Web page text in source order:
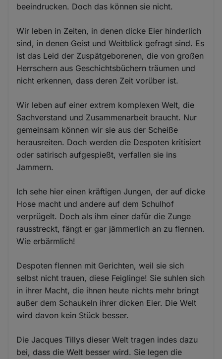
beeindrucken. Doch das können sie nicht.
Wir leben in Zeiten, in denen dicke Eier hinderlich
sind, in denen Geist und Weitblick gefragt sind. Es
ist das Leid der Zuspätgeborenen, die von großen
Herrschern aus Geschichtsbüchern träumen und
nicht erkennen, dass deren Zeit vorüber ist.
Wir leben auf einer extrem komplexen Welt, die
Sachverstand und Zusammenarbeit braucht. Nur
gemeinsam können wir sie aus der Scheiße
herausreiten. Doch werden die Despoten kritisiert
oder satirisch aufgespießt, verfallen sie ins
Jammern.
Ich sehe hier einen kräftigen Jungen, der auf dicke
Hose macht und andere auf dem Schulhof
verprügelt. Doch als ihm einer dafür die Zunge
rausstreckt, fängt er gar jämmerlich an zu flennen.
Wie erbärmlich!
Despoten flennen mit Gerichten, weil sie sich
selbst nicht trauen, diese Feiglinge! Sie suhlen sich
in ihrer Macht, die ihnen heute nichts mehr bringt
außer dem Schaukeln ihrer dicken Eier. Die Welt
wird davon kein Stück besser.
Die Jacques Tillys dieser Welt tragen indes dazu
bei, dass die Welt besser wird. Sie legen die